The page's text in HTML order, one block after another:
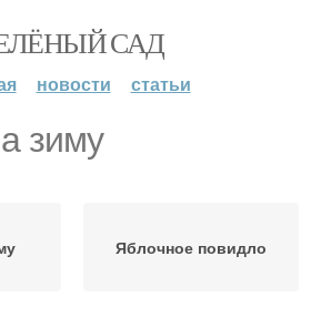
САД
новости статьи
зиму
Яблочное повидло